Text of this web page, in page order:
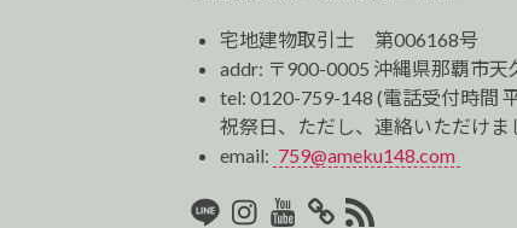
宅地建物取引士 第006168号
addr: 〒900-0005 沖縄県那覇市天
tel:0120-759-148 (電話受付時間
祝祭日、ただし、連絡いただけ
email: 759@ameku148.com
LINEInstagram
Youtube
マ RSS2